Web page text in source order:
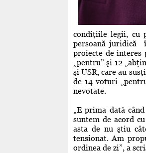
condiţiile legii, cu
persoană juridică
proiecte de interes
„pentru” şi 12
şi USR, care au
de 14 voturi
nevotate.
„E prima dată
suntem de acord
asta de nu ştiu
tensionat. Am
ordinea de zi”, a